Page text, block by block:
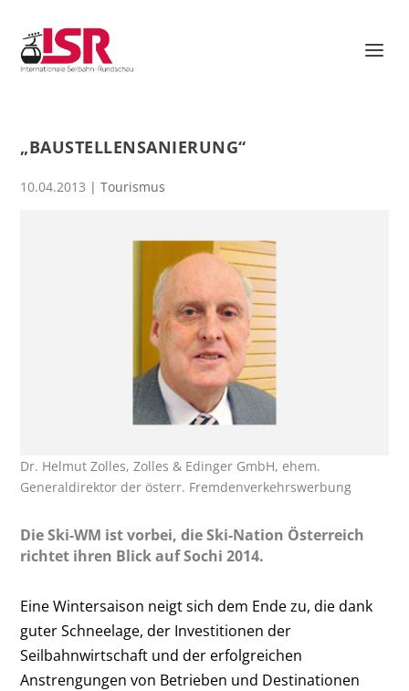
„BAUSTELLENSANIERUNG“
10.04.2013 |Tourismus
Dr. Helmut Zolles, Zolles & Edinger GmbH, ehem.
Generaldirektor der österr. Fremdenverkehrswerbung
Die Ski-WM ist vorbei, die Ski-Nation Österreich
richtet ihren Blick auf Sochi 2014.
Eine Wintersaison neigt sich dem Ende zu, die dank
guter Schneelage, der Investitionen der
Seilbahnwirtschaft und der erfolgreichen
Anstrengungen von Betrieben und Destinationen